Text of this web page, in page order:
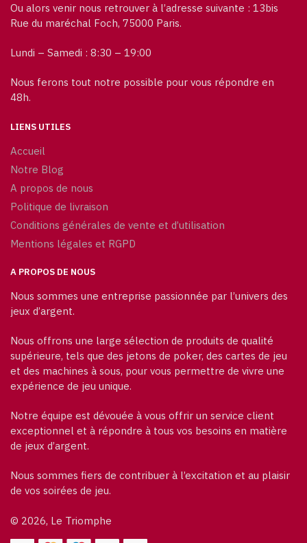
Ou alors venir nous retrouver à l’adresse suivante : 13bis
Rue du maréchal Foch, 75000 Paris.
Lundi – Samedi : 8:30 – 19:00
Nous ferons tout notre possible pour vous répondre en
48h.
LIENS UTILES
Accueil
Notre Blog
A propos de nous
Politique de livraison
Conditions générales de vente et d’utilisation
Mentions légales et RGPD
A PROPOS DE NOUS
Nous sommes une entreprise passionnée par l’univers des
jeux d’argent.
Nous offrons une large sélection de produits de qualité
supérieure, tels que des jetons de poker, des cartes de jeu
et des machines à sous, pour vous permettre de vivre une
expérience de jeu unique.
Notre équipe est dévouée à vous offrir un service client
exceptionnel et à répondre à tous vos besoins en matière
de jeux d’argent.
Nous sommes fiers de contribuer à l’excitation et au plaisir
de vos soirées de jeu.
© 2026, Le Triomphe